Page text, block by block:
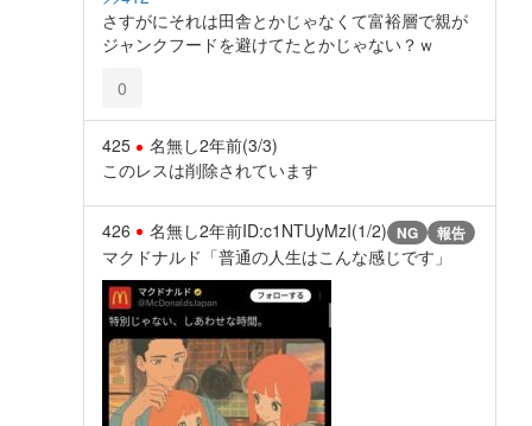
さすがにそれは田舎とかじゃなくて富裕層で親が
ジャンクフードを避けてたとかじゃない？ｗ
0
425 名無し2年前(3/3)
このレスは削除されています
426 名無し2年前ID:c1NTUyMzI(1/2) NG 報告
マクドナルド「普通の人生はこんな感じです」